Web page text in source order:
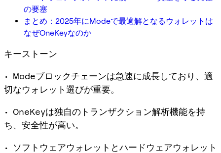
の要塞
まとめ：2025年にModeで最適解となるウォレットは
なぜOneKeyなのか
キーストーン
• Modeブロックチェーンは急速に成長しており、適
切なウォレット選びが重要。
• OneKeyは独自のトランザクション解析機能を持
ち、安全性が高い。
• ソフトウェアウォレットとハードウェアウォレット